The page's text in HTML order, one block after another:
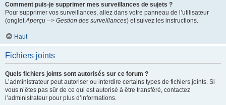
Comment puis-je supprimer mes surveillances de sujets ?
Pour supprimer vos surveillances, allez dans votre panneau de l’utilisateur
(ongletAperçu --> Gestion des surveillances) et suivez les instructions.
Haut
Fichiers joints
Quels fichiers joints sont autorisés sur ce forum ?
L’administrateur peut autoriser ou interdire certains types de fichiers joints. Si
vous n’êtes pas sûr de ce qui est autorisé à être transféré, contactez
l’administrateur pour plus d’informations.